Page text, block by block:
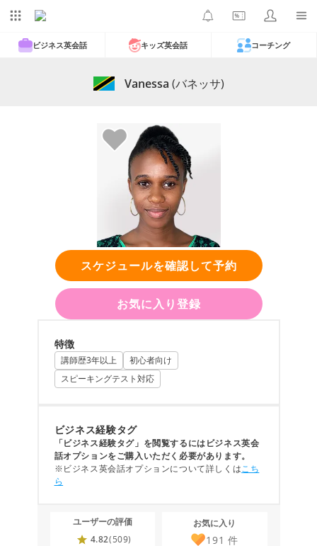
ビジネス英会話 キッズ英会話 コーチング
Vanessa (バネッサ)
スケジュールを確認して予約
お気に入り登録
特徴
講師歴3年以上
初心者向け
スピーキングテスト対応
ビジネス経験タグ
「ビジネス経験タグ」を閲覧するにはビジネス英会
話オプションをご購入いただく必要があります。
※ビジネス英会話オプションについて詳しくはこち
ら
ユーザーの評価
4.82(509)
お気に入り
191 件